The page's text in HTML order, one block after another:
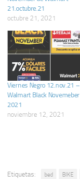
21.octubre.21
octubre 21, 2021
Viernes Negro 12.nov.21 –
Walmart Black Novemeber
2021
noviembre 12, 2021
Etiquetas: bed BIKE